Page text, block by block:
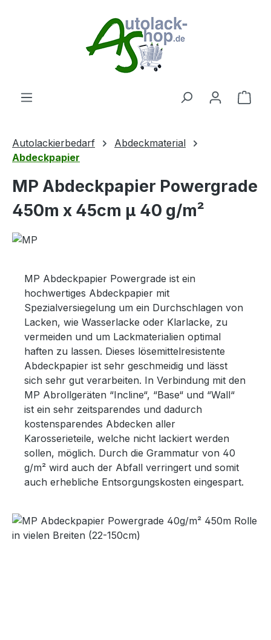
Autolackierbedarf
Abdeckmaterial
Abdeckpapier
MP Abdeckpapier Powergrade
450m x 45cm µ 40 g/m²
MP Abdeckpapier Powergrade ist ein
hochwertiges Abdeckpapier mit
Spezialversiegelung um ein Durchschlagen von
Lacken, wie Wasserlacke oder Klarlacke, zu
vermeiden und um Lackmaterialien optimal
haften zu lassen. Dieses lösemittelresistente
Abdeckpapier ist sehr geschmeidig und lässt
sich sehr gut verarbeiten. In Verbindung mit den
MP Abrollgeräten “Incline“, “Base“ und “Wall“
ist ein sehr zeitsparendes und dadurch
kostensparendes Abdecken aller
Karosserieteile, welche nicht lackiert werden
sollen, möglich. Durch die Grammatur von 40
g/m² wird auch der Abfall verringert und somit
auch erhebliche Entsorgungskosten eingespart.
Bildergalerie überspringen